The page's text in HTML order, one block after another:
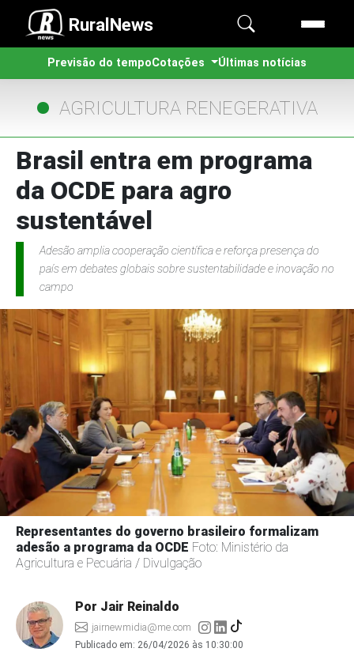
RuralNews
Previsão do tempoCotações Últimas notícias
AGRICULTURA RENEGERATIVA
Brasil entra em programa
da OCDE para agro
sustentável
Adesão amplia cooperação científica e reforça presença do
país em debates globais sobre sustentabilidade e inovação no
campo
Representantes do governo brasileiro formalizam
adesão a programa da OCDE Foto: Ministério da
Agricultura e Pecuária / Divulgação
Por Jair Reinaldo
jairnewmidia@me.com
Publicado em: 26/04/2026 às 10:30:00